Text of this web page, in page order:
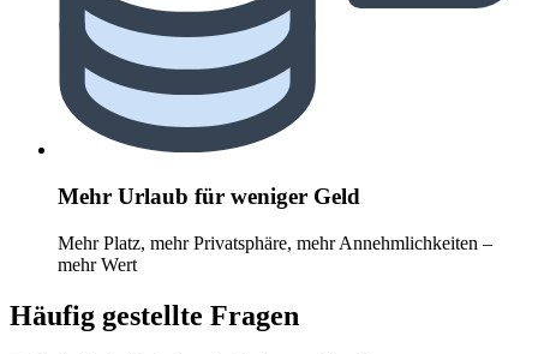
Mehr Urlaub für weniger Geld
Mehr Platz, mehr Privatsphäre, mehr Annehmlichkeiten –
mehr Wert
Häufig gestellte Fragen